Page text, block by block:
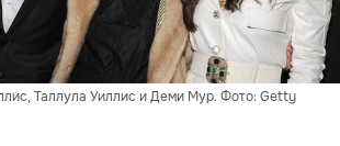
Таллула Уиллис и Деми Мур. Фото: Getty